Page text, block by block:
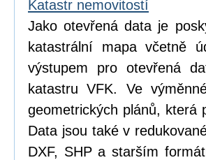
Katastr nemovitostí
Jako otevřená data je
katastrální mapa včetně
výstupem pro otevřená
katastru VFK. Ve
geometrických plánů, která
Data jsou také v
DXF, SHP a starším